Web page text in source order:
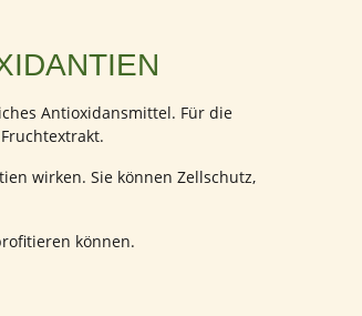
Antioxidansmittel. Für die
wirken. Sie können Zellschutz,
können.